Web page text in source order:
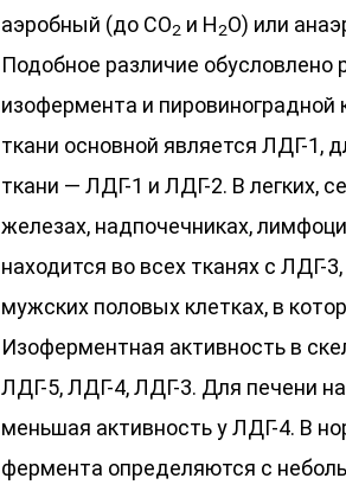
аэробный (до CO2 и H2O) или
Подобное различие обусловлено
изофермента и
ткани основной является ЛДГ-1,
ткани — ЛДГ-1 и ЛДГ-2. В легких,
железах, надпочечниках,
находится во всех тканях с ЛДГ-
мужских половых клетках, в
Изоферментная активность в
ЛДГ-5, ЛДГ-4, ЛДГ-3. Для печени
меньшая активность у ЛДГ-4. В
фермента определяются с